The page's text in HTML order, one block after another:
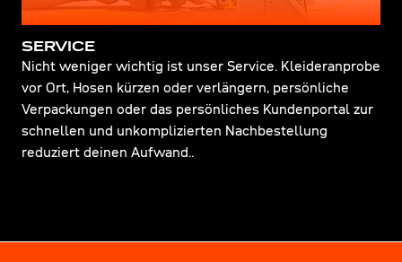
SERVICE
Nicht weniger wichtig ist unser Service. Kleideranprobe
vor Ort, Hosen kürzen oder verlängern, persönliche
Verpackungen oder das persönliches Kundenportal zur
schnellen und unkomplizierten Nachbestellung
reduziert deinen Aufwand..